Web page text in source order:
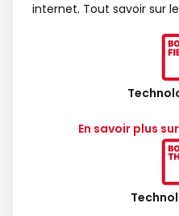
internet. Tout savoir sur
En savoir plus